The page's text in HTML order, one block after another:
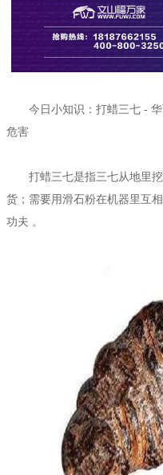
今日小知识：打蜡三七 -
危害
打蜡三七是指三七从地里
货；需要用滑石粉在机器里互
功夫 。